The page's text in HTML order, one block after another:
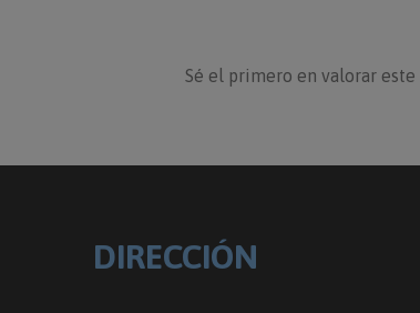
Sé el primero en valorar este
DIRECCIÓN